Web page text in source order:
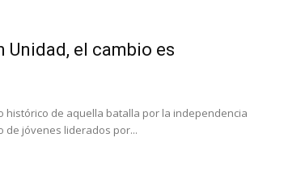
Unidad, el cambio es
histórico de aquella batalla por la independencia
de jóvenes liderados por...